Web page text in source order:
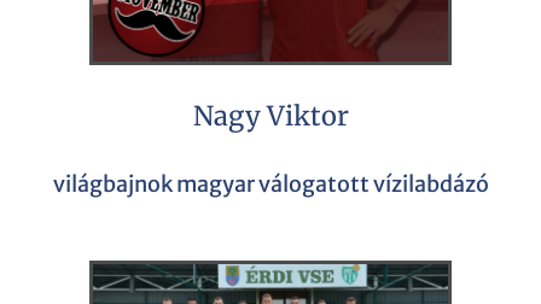
Nagy Viktor
világbajnok magyar válogatott vízilabdázó